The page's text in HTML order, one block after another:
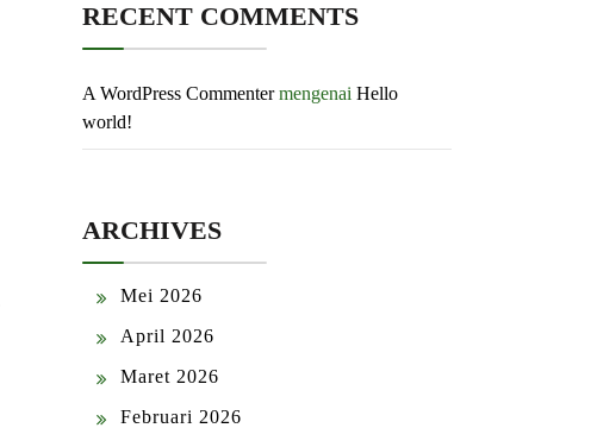
RECENT COMMENTS
A WordPress Commentermengenai Hello
world!
ARCHIVES
Mei 2026
April 2026
Maret 2026
Februari 2026